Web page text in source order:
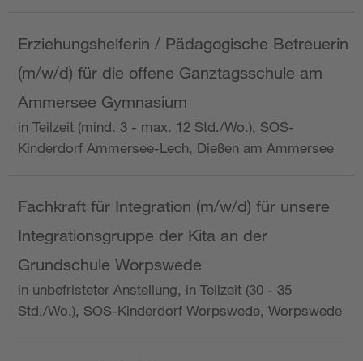
Erziehungshelferin / Pädagogische Betreuerin
(m/w/d) für die offene Ganztagsschule am
Ammersee Gymnasium
in Teilzeit (mind. 3 - max. 12 Std./Wo.), SOS-
Kinderdorf Ammersee-Lech, Dießen am Ammersee
Fachkraft für Integration (m/w/d) für unsere
Integrationsgruppe der Kita an der
Grundschule Worpswede
in unbefristeter Anstellung, in Teilzeit (30 - 35
Std./Wo.), SOS-Kinderdorf Worpswede, Worpswede